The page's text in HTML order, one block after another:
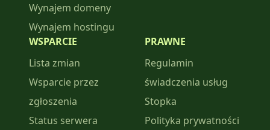
Wynajem domeny
Wynajem hostingu
WSPARCIE
Lista zmian
Wsparcie przez
zgłoszenia
Status serwera
PRAWNE
Regulamin
świadczenia usług
Stopka
Polityka prywatności